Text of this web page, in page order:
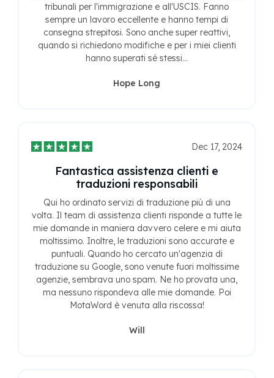
tribunali per l'immigrazione e all'USCIS. Fanno
sempre un lavoro eccellente e hanno tempi di
consegna strepitosi. Sono anche super reattivi,
quando si richiedono modifiche e per i miei clienti
hanno superati sé stessi...
Hope Long
Dec 17, 2024
Fantastica assistenza clienti e
traduzioni responsabili
Qui ho ordinato servizi di traduzione più di una
volta. Il team di assistenza clienti risponde a tutte le
mie domande in maniera davvero celere e mi aiuta
moltissimo. Inoltre, le traduzioni sono accurate e
puntuali. Quando ho cercato un'agenzia di
traduzione su Google, sono venute fuori moltissime
agenzie, sembrava uno spam. Ne ho provata una,
ma nessuno rispondeva alle mie domande. Poi
MotaWord è venuta alla riscossa!
Will